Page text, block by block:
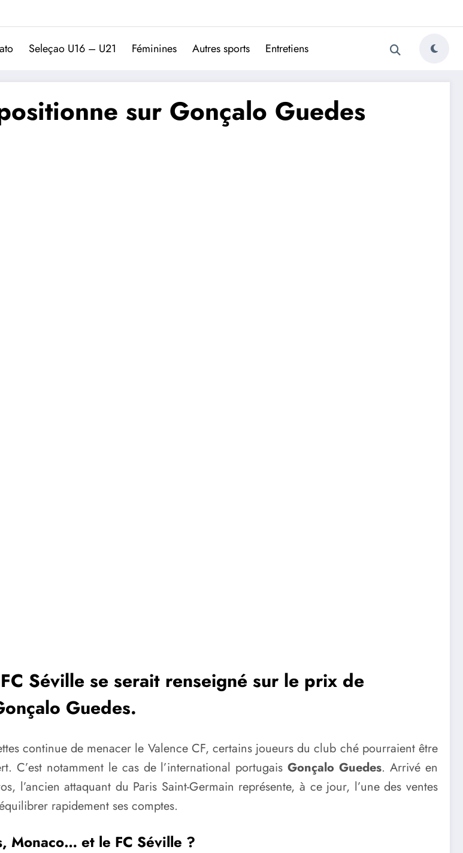
Trivela
L'actualité du football portugais
Seleçao U16 – U21 Féminines Autres sports Entretiens
sur Gonçalo Guedes
Séville se serait renseigné sur le prix de
Guedes.
continue de menacer le Valence CF, certains joueurs du club ché pourraient être
C’est notamment le cas de l’international portugaisGonçalo Guedes. Arrivé en
l’ancien attaquant du Paris Saint-Germain représente, à ce jour, l’une des ventes
rapidement ses comptes.
Monaco… et le FC Séville ?